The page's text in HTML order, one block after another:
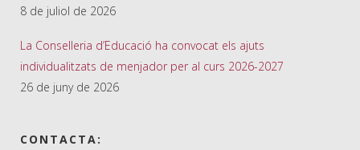
8 de juliol de 2026
La Conselleria d’Educació ha convocat els ajuts
individualitzats de menjador per al curs 2026-2027
26 de juny de 2026
CONTACTA: